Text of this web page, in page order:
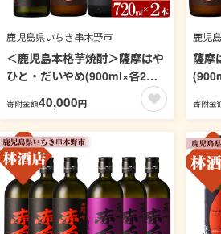
鹿児島県いちき串木野市
＜鹿児島本格芋焼酎＞薩摩はや
ひと・だいやめ(900ml×各2本)
赤兎馬(720ml×2本)ご家庭で飲
み比べセット 鹿児島 鹿児島特
産 酒 焼酎 芋焼酎 飲み比べ セ
ット【林酒店】【99-023-46】
寄附金額40,000円
鹿児
薩摩
本
セッ
酎
酒店
寄附金